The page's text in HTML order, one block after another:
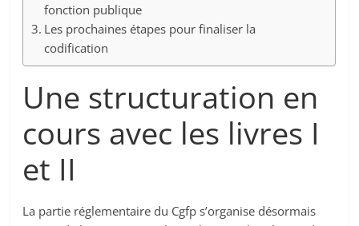
fonction publique
Les prochaines étapes pour finaliser la
codification
Une structuration en
cours avec les livres I
et II
La partie réglementaire du Cgfp s’organise désormais